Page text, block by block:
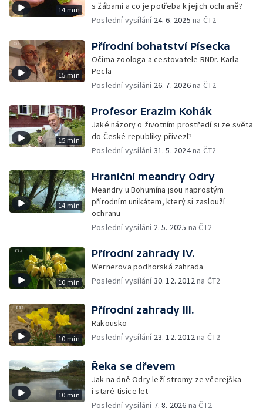
14 min
s žábami a co je potřeba k jejich ochraně?
Poslední vysílání 24. 6. 2025 na ČT2
15 min
Přírodní bohatství Písecka
Očima zoologa a cestovatele RNDr. Karla
Pecla
Poslední vysílání 26. 7. 2026na ČT2
15 min
Profesor Erazim Kohák
Jaké názory o životním prostředí si ze světa
do České republiky přivezl?
Poslední vysílání31. 5. 2024na ČT2
14 min
Hraniční meandry Odry
Meandry u Bohumína jsou naprostým
přírodním unikátem, který si zaslouží
ochranu
Poslední vysílání 2. 5. 2025 na ČT2
10 min
Přírodní zahrady IV.
Wernerova podhorská zahrada
Poslední vysílání30. 12. 2012na ČT2
10 min
Přírodní zahrady III.
Rakousko
Poslední vysílání 23. 12. 2012na ČT2
10 min
Řeka se dřevem
Jak na dně Odry leží stromy ze včerejška
i staré tisíce let
Poslední vysílání 7. 8. 2026 na ČT2